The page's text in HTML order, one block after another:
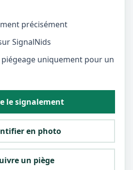
précisément
SignalNids
piégeage uniquement pour un
le signalement
en photo
un piège